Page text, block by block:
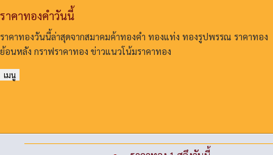
ราคาทองคําวันนี้
ราคาทองวันนี้ล่าสุดจากสมาคมค้าทองคํา ทองแท่ง ทองรูปพรรณ ราคาทอง
ย้อนหลัง กราฟราคาทอง ข่าวแนวโน้มราคาทอง
เมนู